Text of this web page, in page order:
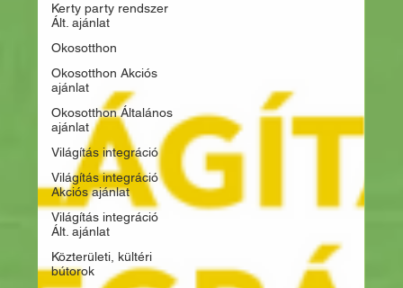
Kerty party rendszer
Ált. ajánlat
Okosotthon
Okosotthon Akciós
ajánlat
Okosotthon Általános
ajánlat
Világítás integráció
Világítás integráció
Akciós ajánlat
Világítás integráció
Ált. ajánlat
Közterületi, kültéri
bútorok